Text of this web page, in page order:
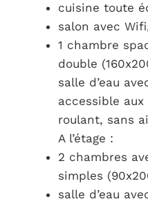
cuisine toute
salon avec
1 chambre
double
salle d’eau
accessible
roulant, sans
A l’étage :
2 chambres
simples
salle d’eau